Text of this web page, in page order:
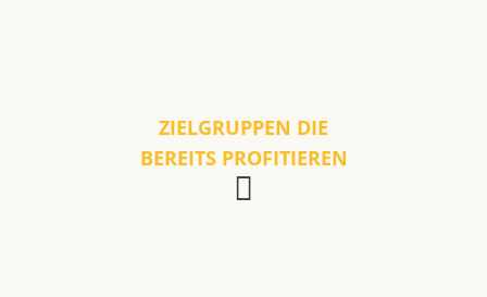
ZIELGRUPPEN DIE
BEREITS PROFITIEREN